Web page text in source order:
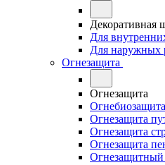
Декоративная
Для
Для наружных
Огнезащита
Огнезащита
Огнезащита
Огнезащита
Огнезащита
Огнезащитный